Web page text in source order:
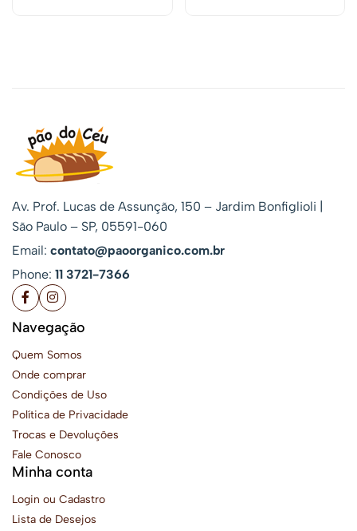
Av. Prof. Lucas de Assunção, 150 – Jardim Bonfiglioli |
São Paulo – SP, 05591-060
Email: contato@paoorganico.com.br
Phone: 11 3721-7366
Navegação
Quem Somos
Onde comprar
Condições de Uso
Política de Privacidade
Trocas e Devoluções
Fale Conosco
Minha conta
Login ou Cadastro
Lista de Desejos